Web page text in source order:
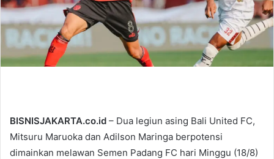
l
BISNISJAKARTA.co.id – Dua legiun asing Bali United FC,
Mitsuru Maruoka dan Adilson Maringa berpotensi
dimainkan melawan Semen Padang FC hari Minggu (18/8)